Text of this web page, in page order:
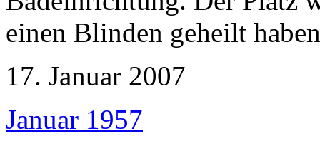
einen Blinden geheilt
17. Januar 2007
Januar 1957